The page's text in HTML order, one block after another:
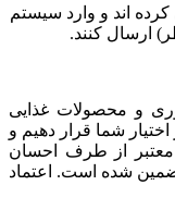
اند و وارد سیستم
ارسال کنند.
و محصولات غذایی
اختیار شما قرار دهیم و
معتبر از طرف احسان
شده است. اعتماد